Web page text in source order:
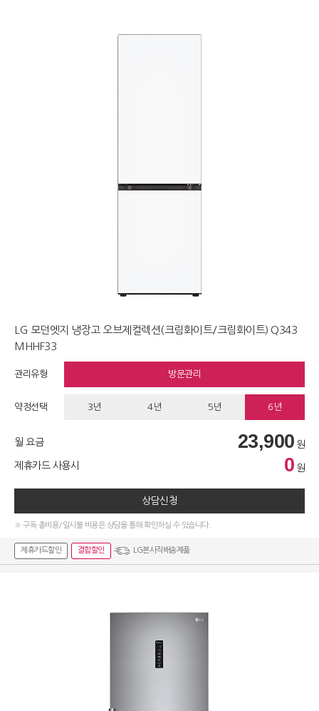
LG 모던엣지 냉장고 오브제컬렉션(크림화이트/크림화이트) Q343
MHHF33
관리유형 방문관리
약정선택 3년 4년 5년 6년
월 요금 23,900 원
제휴카드 사용시 0 원
상담신청
※ 구독 총비용/일시불 비용은 상담을 통해 확인하실 수 있습니다.
제휴카드할인 결합할인 LG본사직배송제품